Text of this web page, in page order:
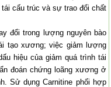
cấu trúc và sự trao đổi chất
đổi trong lượng nguyên bào
tạo xương; việc giảm lượng
hiệu của giảm quá trình tái
đoán chứng loãng xương ở
Sử dụng Carnitine phối hợp